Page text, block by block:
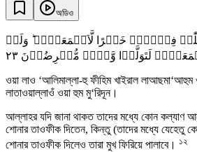
অডিও
فِیۡہِمۡ خَیۡرًا لَّاَسۡمَعَہُمۡ ؕ وَلَوۡ
لَتَوَلَّوۡا وَّہُمۡ مُّعۡرِضُوۡنَ ٢٣
ওয়া লাও ‘আলিমাল্লা-হু ফীহিম খাইরাল
লাতাওয়াল্লাওঁ ওয়া হুম মু‘রিদূন।
আল্লাহর যদি জানা থাকত তাদের মধ্যে কোন কল্যাণ
শোনার তাওফীক দিতেন, কিন্তু (তাদের মধ্যে যেহেতু
শোনার তাওফীক দিলেও তারা মুখ ফিরিয়ে পালাবে। ১২